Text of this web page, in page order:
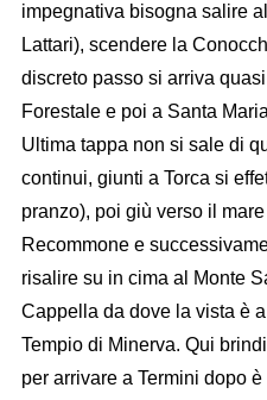
impegnativa bisogna salire
Lattari), scendere la
discreto passo si arriva
Forestale e poi a Santa
Ultima tappa non si sale di
continui, giunti a Torca si
pranzo), poi giù verso il
Recommone e
risalire su in cima al Monte
Cappella da dove la vista è
Tempio di Minerva. Qui
per arrivare a Termini dopo